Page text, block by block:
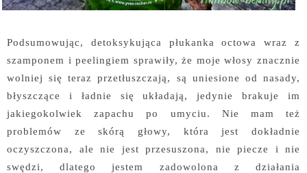
Podsumowując, detoksykująca płukanka octowa wraz z
szamponem i peelingiem sprawiły, że moje włosy znacznie
wolniej się teraz przetłuszczają, są uniesione od nasady,
błyszczące i ładnie się układają, jedynie brakuje im
jakiegokolwiek zapachu po umyciu. Nie mam też
problemów ze skórą głowy, która jest dokładnie
oczyszczona, ale nie jest przesuszona, nie piecze i nie
swędzi, dlatego jestem zadowolona z działania